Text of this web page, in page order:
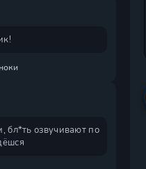
бл*ть озвучивают по